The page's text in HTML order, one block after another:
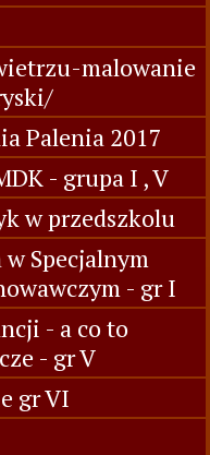
malowanie
Palenia 2017
- grupa I , V
w przedszkolu
Specjalnym
- gr I
- a co to
- gr V
gr VI